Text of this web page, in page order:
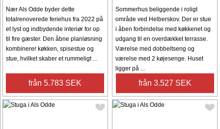
Nær Als Odde byder dette
totalrenoverede feriehus fra 2022 på
et lyst og indbydende interiør for op
til fire gæster. Den åbne planløsning
kombinerer køkken, spisestue og
stue, hvilket skaber et rummeligt ...
från 5.783 SEK
Sommerhus beliggende i roligt
område ved Helberskov. Der er stue
i åben forbindelse med køkkenet og
udgang til en overdækket terrasse.
Værelse med dobbeltseng og
værelse med 2 køjesenge. Huset
ligger på ...
från 3.527 SEK